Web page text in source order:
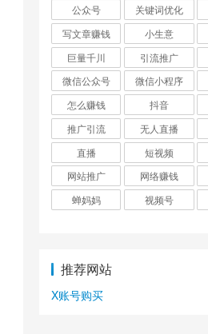
公众号 关键词优化
写文章赚钱
小生意
巨量千川
引流推广
微信公众号
微信小程序
怎么赚钱
抖音
推广引流
无人直播
直播
短视频
网站推广
网络赚钱
蝉妈妈
视频号
推荐网站
X账号购买